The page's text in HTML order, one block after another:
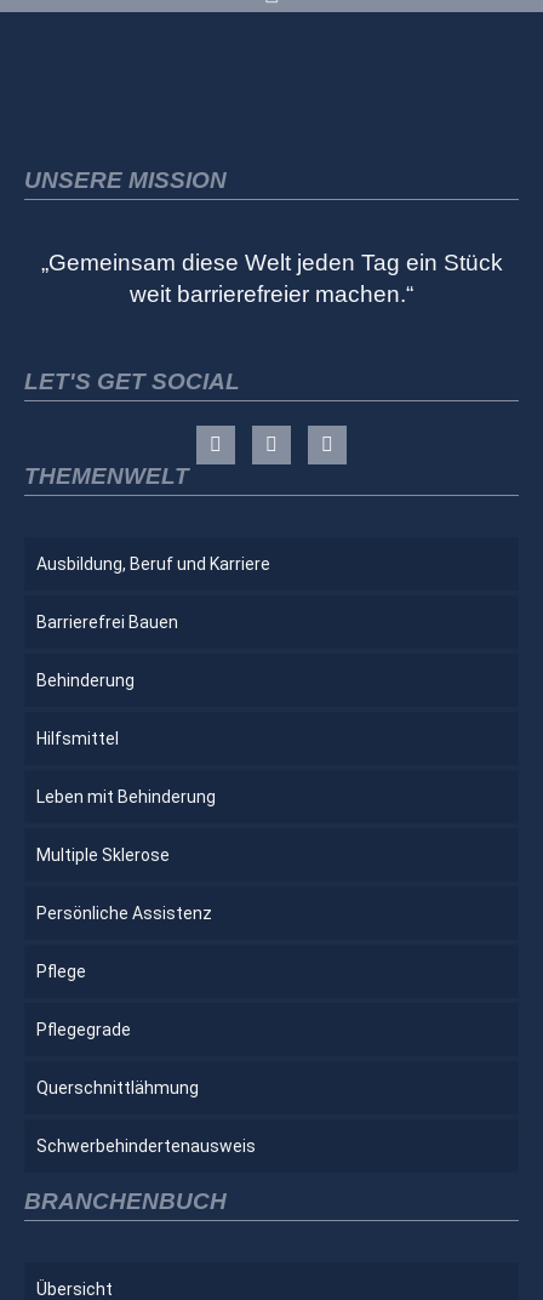
UNSERE MISSION
„Gemeinsam diese Welt jeden Tag ein Stück
weit barrierefreier machen.“
LET'S GET SOCIAL
THEMENWELT
Ausbildung, Beruf und Karriere
Barrierefrei Bauen
Behinderung
Hilfsmittel
Leben mit Behinderung
Multiple Sklerose
Persönliche Assistenz
Pflege
Pflegegrade
Querschnittlähmung
Schwerbehindertenausweis
BRANCHENBUCH
Übersicht